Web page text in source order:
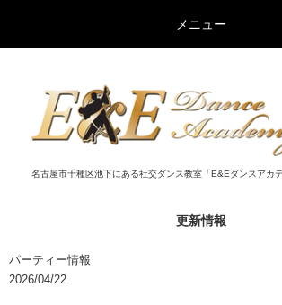
名古屋市千種区池下にある社交ダンス教室「E&Eダンスアカデ
更新情報
パーティー情報
2026/04/22
メニュー